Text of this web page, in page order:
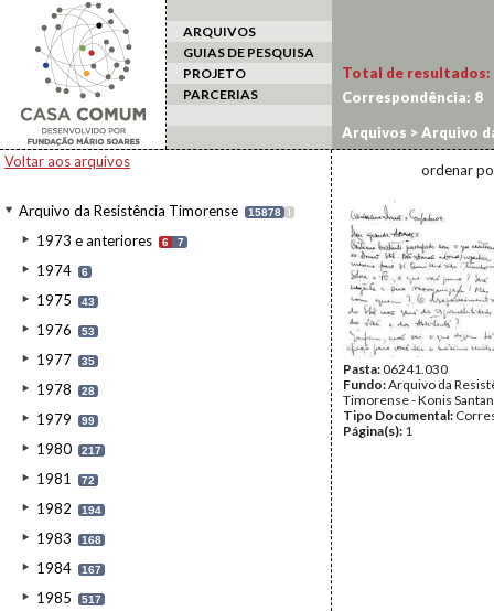
ARQUIVOS
GUIAS DE PESQUISA
PROJETO
PARCERIAS
Voltar aos arquivos
Arquivo da Resistência Timorense 15878 I
1973 e anteriores 6 7
1974 6
1975 43
1976 53
1977 35
1978 28
1979 99
1980 217
1981 72
1982 194
1983 168
1984 167
1985 517
Total de resultados:
Correspondência: 8
Arquivos >Arquivo
ordenar
Pasta:06241.030
Fundo:Arquivo da
Timorense - Konis
Tipo Documental:
Página(s): 1